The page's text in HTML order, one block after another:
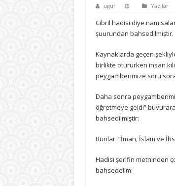
ugur Yazılar
Cibril hadisi diye nam
şuurundan bahsedilmiştir.
Kaynaklarda geçen
birlikte otururken insan
peygamberimize soru
Daha sonra
öğretmeye geldi”
bahsedilmiştir:
Bunlar: “İman, İslam ve
Hadisi şerifin metninden
bahsedelim: